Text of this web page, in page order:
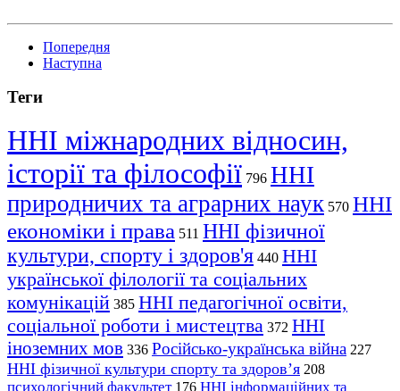
Попередня
Наступна
Теги
ННІ міжнародних відносин,
історії та філософії 796 ННІ
природничих та аграрних наук 570 ННІ
економіки і права 511 ННІ фізичної
культури, спорту і здоров'я 440 ННІ
української філології та соціальних
комунікацій 385 ННІ педагогічної освіти,
соціальної роботи і мистецтва 372 ННІ
іноземних мов 336 Російсько-українська війна 227
ННІ фізичної культури спорту та здоров’я 208
психологічний факультет 176 ННІ інформаційних та